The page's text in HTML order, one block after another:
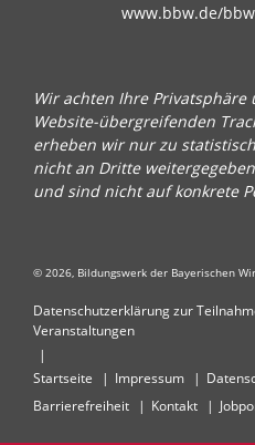
www.bbw.de/
Wir achten Ihre
Website-übergreifenden
erheben wir nur zu
nicht an Dritte
und sind nicht auf konkrete
© 2026, Bildungswerk der Bayerischen
Datenschutzerklärung zur
Veranstaltungen
Startseite Impressum
Barrierefreiheit
Kontakt